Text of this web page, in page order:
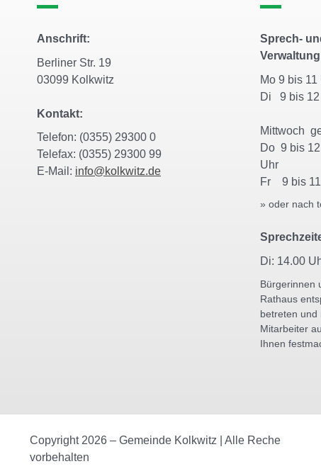
Anschrift:
Berliner Str. 19
03099 Kolkwitz
Kontakt:
Telefon: (0355) 29300 0
Telefax: (0355) 29300 99
E-Mail: info@kolkwitz.de
Sprech-
Verwaltung
Mo 9 bis
Di 9 bis 12
Mittwoch
Do 9 bis
Uhr
Fr 9 bis
» oder nach
Di: 14.00
Bürgerinnen
Rathaus
betreten und
Mitarbeiter
Ihnen
Copyright 2026 – Gemeinde Kolkwitz | Alle Reche
vorbehalten